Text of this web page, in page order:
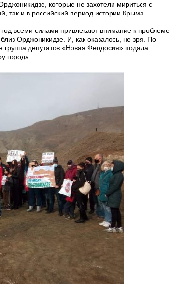
которые не захотели мириться с
так и в российский период истории Крыма.
всеми силами привлекают внимание к проблеме
Орджоникидзе. И, как оказалось, не зря. По
депутатов «Новая Феодосия» подала
города.